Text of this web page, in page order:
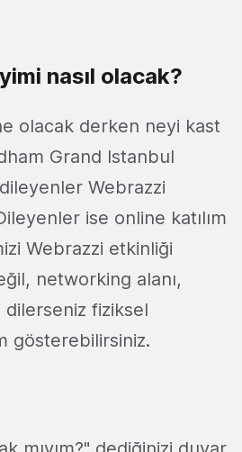
nasıl olacak?
olacak derken neyi kast
Grand Istanbul
Webrazzi
ise online katılım
Webrazzi etkinliği
networking alanı,
dilerseniz fiziksel
gösterebilirsiniz.